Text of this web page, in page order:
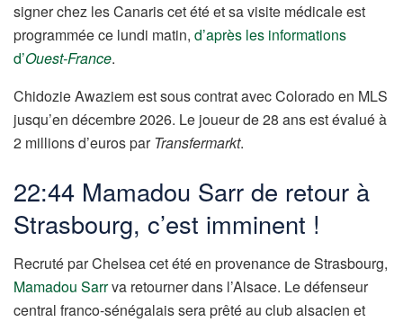
signer chez les Canaris cet été et sa visite médicale est
programmée ce lundi matin, d’après les informations
d’Ouest-France.
Chidozie Awaziem est sous contrat avec Colorado en MLS
jusqu’en décembre 2026. Le joueur de 28 ans est évalué à
2 millions d’euros par Transfermarkt.
22:44 Mamadou Sarr de retour à
Strasbourg, c’est imminent !
Recruté par Chelsea cet été en provenance de Strasbourg,
Mamadou Sarrva retourner dans l’Alsace. Le défenseur
central franco-sénégalais sera prêté au club alsacien et